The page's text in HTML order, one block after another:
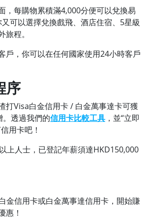
，每購物累積滿4,000分便可以兌換易
可以選擇兌換戲飛、酒店住宿、5星級
程。
戶，你可以在任何國家使用24小時客戶
序
打Visa白金信用卡 / 白金萬事達卡可獲
透過我們的信用卡比較工具 ，並“立即
用卡吧！
上人士，已登記年薪須達HKD150,000
金信用卡或白金萬事達信用卡，開始賺
惠！